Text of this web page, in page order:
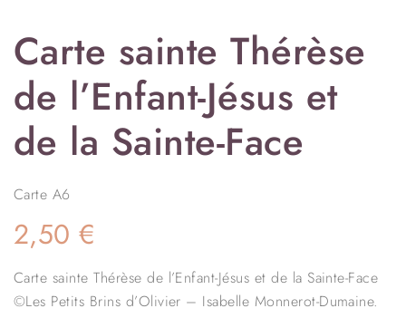
Carte sainte Thérèse
de l’Enfant-Jésus et
de la Sainte-Face
Carte A6
2,50€
Carte sainte Thérèse de l’Enfant-Jésus et de la Sainte-Face
©Les Petits Brins d’Olivier – Isabelle Monnerot-Dumaine.